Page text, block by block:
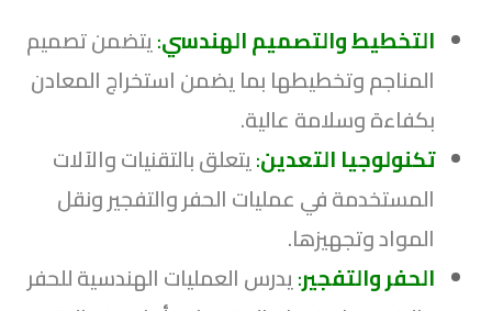
التخطيط والتصميم الهندسي:يتضمن تصميم
المناجم وتخطيطها بما يضمن استخراج المعادن
بكفاءة وسلامة عالية.
تكنولوجيا التعدين:يتعلق بالتقنيات والآلات
المستخدمة في عمليات الحفر والتفجير ونقل
المواد وتجهيزها.
الحفر والتفجير:يدرس العمليات الهندسية للحفر